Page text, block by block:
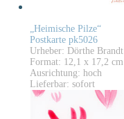
„Heimische Pilze“
Postkarte pk5026
Urheber: Dörthe Brandt
Format: 12,1 x 17,2 cm
Ausrichtung: hoch
Lieferbar: sofort